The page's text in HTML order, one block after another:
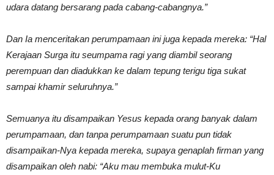
udara datang bersarang pada cabang-cabangnya.”
Dan Ia menceritakan perumpamaan ini juga kepada mereka: “Hal
Kerajaan Surga itu seumpama ragi yang diambil seorang
perempuan dan diadukkan ke dalam tepung terigu tiga sukat
sampai khamir seluruhnya.”
Semuanya itu disampaikan Yesus kepada orang banyak dalam
perumpamaan, dan tanpa perumpamaan suatu pun tidak
disampaikan-Nya kepada mereka, supaya genaplah firman yang
disampaikan oleh nabi: “Aku mau membuka mulut-Ku